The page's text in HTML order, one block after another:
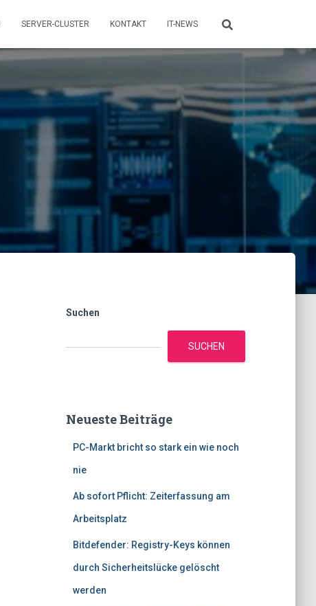
SERVER-CLUSTER KONTAKT IT-NEWS
Suchen
SUCHEN
Neueste Beiträge
PC-Markt bricht so stark ein wie noch
nie
Ab sofort Pflicht: Zeiterfassung am
Arbeitsplatz
Bitdefender: Registry-Keys können
durch Sicherheitslücke gelöscht
werden